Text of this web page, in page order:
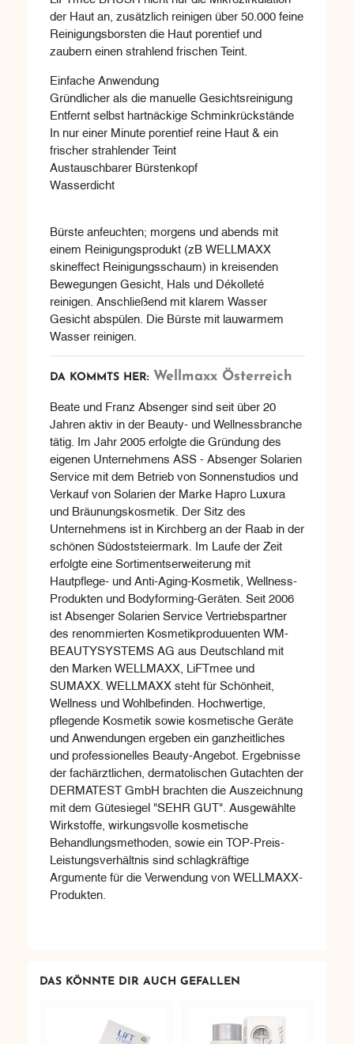
der Haut an, zusätzlich reinigen über 50.000 feine
Reinigungsborsten die Haut porentief und
zaubern einen strahlend frischen Teint.
Einfache Anwendung
Gründlicher als die manuelle Gesichtsreinigung
Entfernt selbst hartnäckige Schminkrückstände
In nur einer Minute porentief reine Haut & ein
frischer strahlender Teint
Austauschbarer Bürstenkopf
Wasserdicht
Bürste anfeuchten; morgens und abends mit
einem Reinigungsprodukt (zB WELLMAXX
skineffect Reinigungsschaum) in kreisenden
Bewegungen Gesicht, Hals und Dékolleté
reinigen. Anschließend mit klarem Wasser
Gesicht abspülen. Die Bürste mit lauwarmem
Wasser reinigen.
DA KOMMTS HER: Wellmaxx Österreich
Beate und Franz Absenger sind seit über 20
Jahren aktiv in der Beauty- und Wellnessbranche
tätig. Im Jahr 2005 erfolgte die Gründung des
eigenen Unternehmens ASS - Absenger Solarien
Service mit dem Betrieb von Sonnenstudios und
Verkauf von Solarien der Marke Hapro Luxura
und Bräunungskosmetik. Der Sitz des
Unternehmens ist in Kirchberg an der Raab in der
schönen Südoststeiermark. Im Laufe der Zeit
erfolgte eine Sortimentserweiterung mit
Hautpflege- und Anti-Aging-Kosmetik, Wellness-
Produkten und Bodyforming-Geräten. Seit 2006
ist Absenger Solarien Service Vertriebspartner
des renommierten Kosmetikproduuenten WM-
BEAUTYSYSTEMS AG aus Deutschland mit
den Marken WELLMAXX, LiFTmee und
SUMAXX. WELLMAXX steht für Schönheit,
Wellness und Wohlbefinden. Hochwertige,
pflegende Kosmetik sowie kosmetische Geräte
und Anwendungen ergeben ein ganzheitliches
und professionelles Beauty-Angebot. Ergebnisse
der fachärztlichen, dermatolischen Gutachten der
DERMATEST GmbH brachten die Auszeichnung
mit dem Gütesiegel "SEHR GUT". Ausgewählte
Wirkstoffe, wirkungsvolle kosmetische
Behandlungsmethoden, sowie ein TOP-Preis-
Leistungsverhältnis sind schlagkräftige
Argumente für die Verwendung von WELLMAXX-
Produkten.
DAS KÖNNTE DIR AUCH GEFALLEN